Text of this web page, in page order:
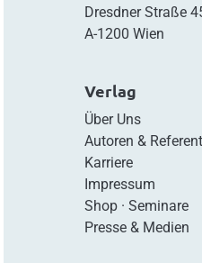
Dresdner Straße
A-1200 Wien
Verlag
Über Uns
Autoren &
Karriere
Impressum
Shop· Seminare
Presse & Medien